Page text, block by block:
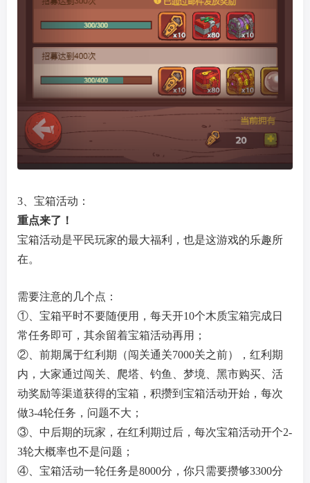
3、宝箱活动：
重点来了！
宝箱活动是平民玩家的最大福利，也是这游戏的乐趣所
在。
需要注意的几个点：
①、宝箱平时不要随便用，每天开10个木质宝箱完成日
常任务即可，其余留着宝箱活动再用；
②、前期属于红利期（闯关通关7000关之前），红利期
内，大家通过闯关、爬塔、钓鱼、梦境、黑市购买、活
动奖励等渠道获得的宝箱，积攒到宝箱活动开始，每次
做3-4轮任务，问题不大；
③、中后期的玩家，在红利期过后，每次宝箱活动开个2-
3轮大概率也不是问题；
④、宝箱活动一轮任务是8000分，你只需要攒够3300分